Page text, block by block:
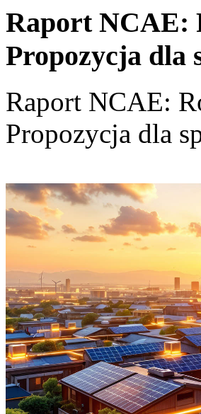
Raport NCAE:
Propozycja dla
Raport NCAE:
Propozycja dla